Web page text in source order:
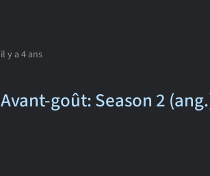
il y a 4 ans
Avant-goût: Season 2